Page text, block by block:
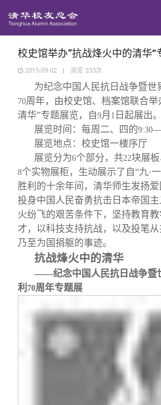
地区联络
年级联络
院系校友工作
专业委员会
兴趣群体
西南联大校友会
回馈母校
捐赠项目
捐赠新闻
捐赠纪事
捐赠方法
义工计划
媒体平台
《清华校友通讯》
《水木清华》
我要订阅
新媒体平台
百年清华
清华人物
清华故事
青春风采
校友文苑
校友视界
校友服务
终身学习
信息化服务
三创大赛
校友总会
总会简介
会长致辞
理事会名单
关闭
校史馆举办“抗战烽火中的清华”
2015-09-02 | 浏览 333次
为纪念中国人民抗日战争暨世
70周年，由校史馆、档案馆联合举
清华”专题展览，自9月 1 日起展出。
展览时间：每周二、四的9:30
展览地点：校史馆一楼序厅
展览分为6个部分，共22块展
8个实物展柜，生动展示了自“九·
胜利的十余年间，清华师生发扬爱
投身中国人民奋勇抗击日本帝国
火纷飞的艰苦条件下，坚持教育
才，以科技支持抗战，以及投笔从
乃至为国捐躯的事迹。
抗战烽火中的清华
——纪念中国人民抗日战争暨
利 70周年专题展